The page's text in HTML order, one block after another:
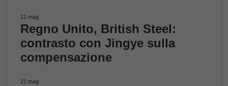
21 mag
Regno Unito, British Steel:
contrasto con Jingye sulla
compensazione
21 mag